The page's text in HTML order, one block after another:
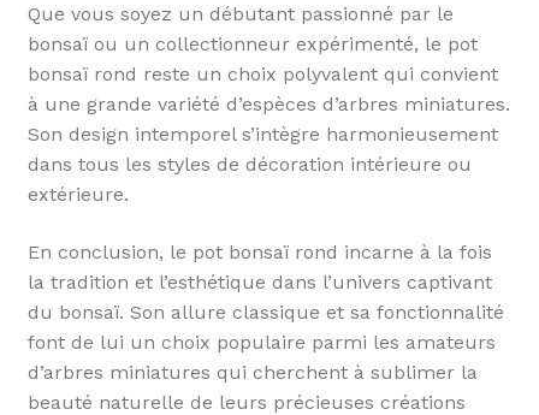
Que vous soyez un débutant passionné par le
bonsaï ou un collectionneur expérimenté, le pot
bonsaï rond reste un choix polyvalent qui convient
à une grande variété d’espèces d’arbres miniatures.
Son design intemporel s’intègre harmonieusement
dans tous les styles de décoration intérieure ou
extérieure.
En conclusion, le pot bonsaï rond incarne à la fois
la tradition et l’esthétique dans l’univers captivant
du bonsaï. Son allure classique et sa fonctionnalité
font de lui un choix populaire parmi les amateurs
d’arbres miniatures qui cherchent à sublimer la
beauté naturelle de leurs précieuses créations